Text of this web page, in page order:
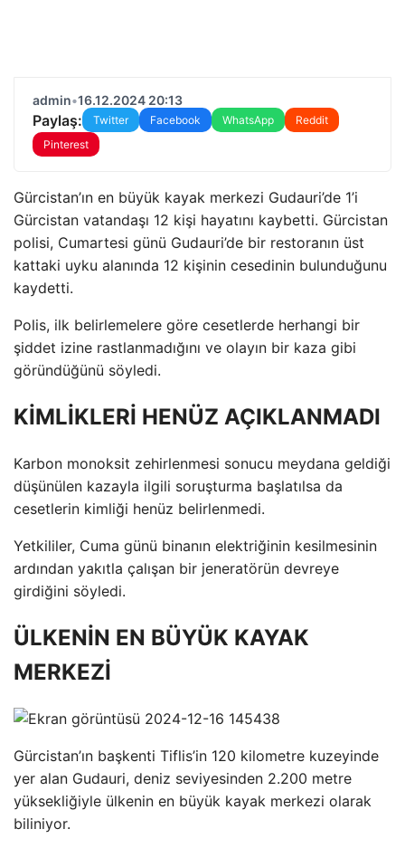
admin•16.12.2024 20:13
Paylaş: Twitter Facebook WhatsApp
Reddit
Pinterest
Gürcistan’ın en büyük kayak merkezi Gudauri’de 1’i
Gürcistan vatandaşı 12 kişi hayatını kaybetti. Gürcistan
polisi, Cumartesi günü Gudauri’de bir restoranın üst
kattaki uyku alanında 12 kişinin cesedinin bulunduğunu
kaydetti.
Polis, ilk belirlemelere göre cesetlerde herhangi bir
şiddet izine rastlanmadığını ve olayın bir kaza gibi
göründüğünü söyledi.
KİMLİKLERİ HENÜZ AÇIKLANMADI
Karbon monoksit zehirlenmesi sonucu meydana geldiği
düşünülen kazayla ilgili soruşturma başlatılsa da
cesetlerin kimliği henüz belirlenmedi.
Yetkililer, Cuma günü binanın elektriğinin kesilmesinin
ardından yakıtla çalışan bir jeneratörün devreye
girdiğini söyledi.
ÜLKENİN EN BÜYÜK KAYAK
MERKEZİ
Gürcistan’ın başkenti Tiflis’in 120 kilometre kuzeyinde
yer alan Gudauri, deniz seviyesinden 2.200 metre
yüksekliğiyle ülkenin en büyük kayak merkezi olarak
biliniyor.